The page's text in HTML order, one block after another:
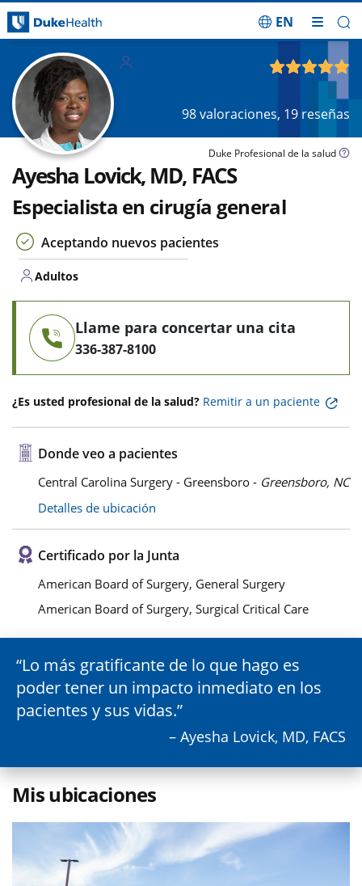
EN
98valoraciones, 19 reseñas
Duke Profesional de la salud
Ayesha Lovick, MD, FACS
Especialista en cirugía general
Aceptando nuevos pacientes
Adultos
Llame para concertar una cita
336-387-8100
¿Es usted profesional de la salud? Remitir a un paciente
Donde veo a pacientes
Central Carolina Surgery - Greensboro - Greensboro, NC
Detalles de ubicación
Certificado por la Junta
American Board of Surgery, General Surgery
American Board of Surgery, Surgical Critical Care
Lo más gratificante de lo que hago es
poder tener un impacto inmediato en los
pacientes y sus vidas.
– Ayesha Lovick, MD, FACS
Mis ubicaciones